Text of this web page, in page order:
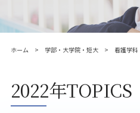
ホーム 学部・大学院・短大 看護学科
2022年TOPICS